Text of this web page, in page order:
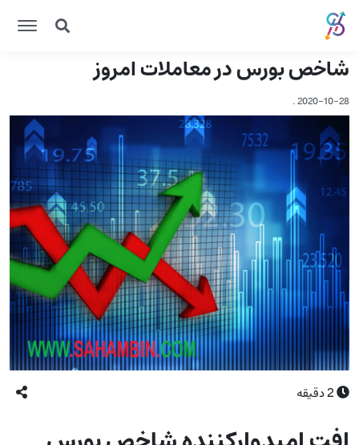
شاخص بورس در معاملات امروز
2020-10-28
.
2دقیقه